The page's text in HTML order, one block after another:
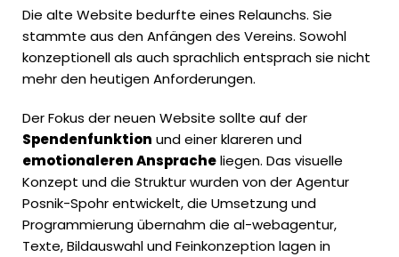
Die alte Website bedurfte eines Relaunchs. Sie
stammte aus den Anfängen des Vereins. Sowohl
konzeptionell als auch sprachlich entsprach sie nicht
mehr den heutigen Anforderungen.
Der Fokus der neuen Website sollte auf der
Spendenfunktion und einer klareren und
emotionaleren Anspracheliegen. Das visuelle
Konzept und die Struktur wurden von der Agentur
Posnik-Spohr entwickelt, die Umsetzung und
Programmierung übernahm die al-webagentur,
Texte, Bildauswahl und Feinkonzeption lagen in